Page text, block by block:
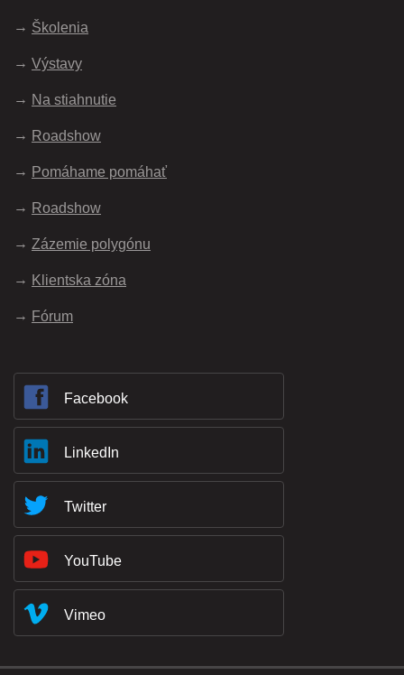
Školenia
Výstavy
Na stiahnutie
Roadshow
Pomáhame pomáhať
Roadshow
Zázemie polygónu
Klientska zóna
Fórum
Facebook
LinkedIn
Twitter
YouTube
Vimeo